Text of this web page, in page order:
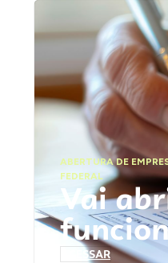
ABERTURA DE
FEDERAL
Vai
ACESSAR